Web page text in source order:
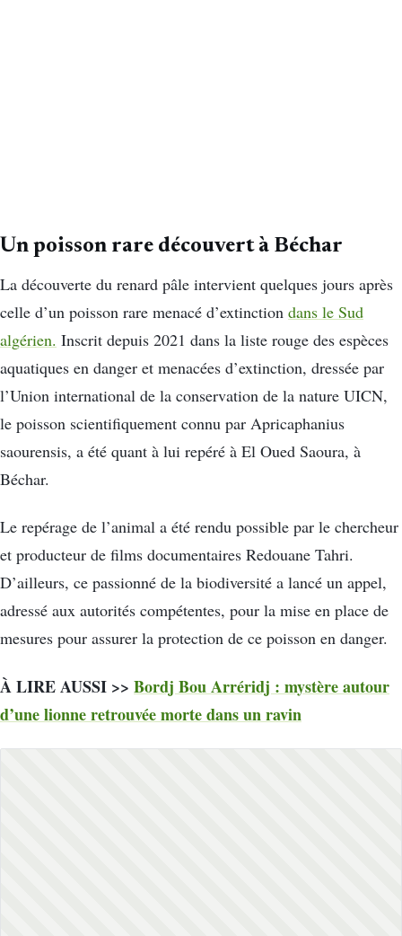
Un poisson rare découvert à Béchar
La découverte du renard pâle intervient quelques jours après
celle d’un poisson rare menacé d’extinction dans le Sud
algérien. Inscrit depuis 2021 dans la liste rouge des espèces
aquatiques en danger et menacées d’extinction, dressée par
l’Union international de la conservation de la nature UICN,
le poisson scientifiquement connu par Apricaphanius
saourensis, a été quant à lui repéré à El Oued Saoura, à
Béchar.
Le repérage de l’animal a été rendu possible par le chercheur
et producteur de films documentaires Redouane Tahri.
D’ailleurs, ce passionné de la biodiversité a lancé un appel,
adressé aux autorités compétentes, pour la mise en place de
mesures pour assurer la protection de ce poisson en danger.
À LIRE AUSSI >> Bordj Bou Arréridj : mystère autour
d’une lionne retrouvée morte dans un ravin